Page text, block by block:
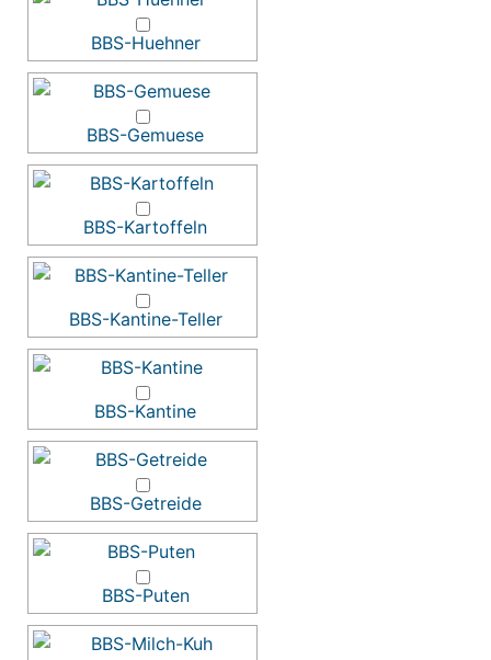
BBS-Huehner
BBS-Gemuese
BBS-Kartoffeln
BBS-Kantine-Teller
BBS-Kantine
BBS-Getreide
BBS-Puten